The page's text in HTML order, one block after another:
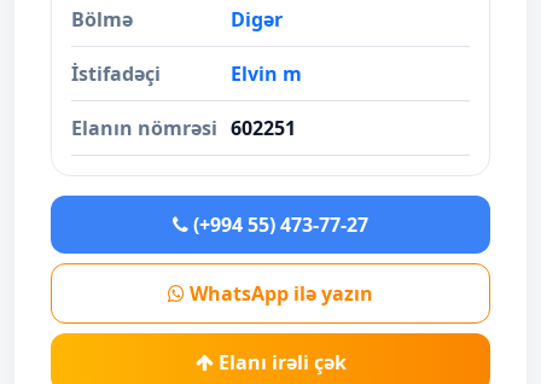
Bölmə Digər
İstifadəçi Elvin m
Elanın nömrəsi 602251
(+994 55) 473-77-27
WhatsApp ilə yazın
Elanı irəli çək